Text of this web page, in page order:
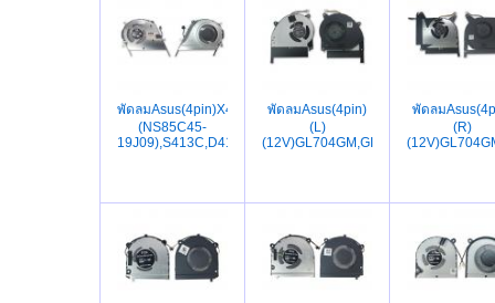
พัดลมAsus(4pin)X421,S433,M433L,V4050F,S413F,
(NS85C45-
19J09),S413C,D413I,
พัดลมAsus(4pin)
(L)
(12V)GL704GM,GL704GV,GL704GW
พัดลม
(R)